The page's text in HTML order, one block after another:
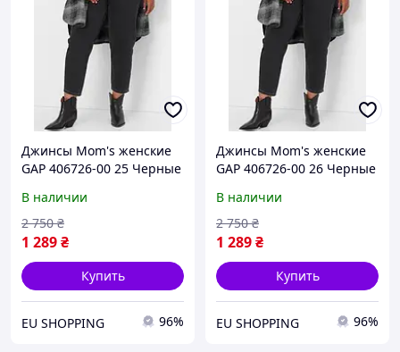
Джинсы Mom's женские
GAP 406726-00 25 Черные
В наличии
1 289₴
2 750 ₴
Купить
EU SHOPPING 96%
Джинсы Mom's женские
GAP 406726-00 26 Черные
В наличии
1 289₴
2 750 ₴
Купить
EU SHOPPING 96%